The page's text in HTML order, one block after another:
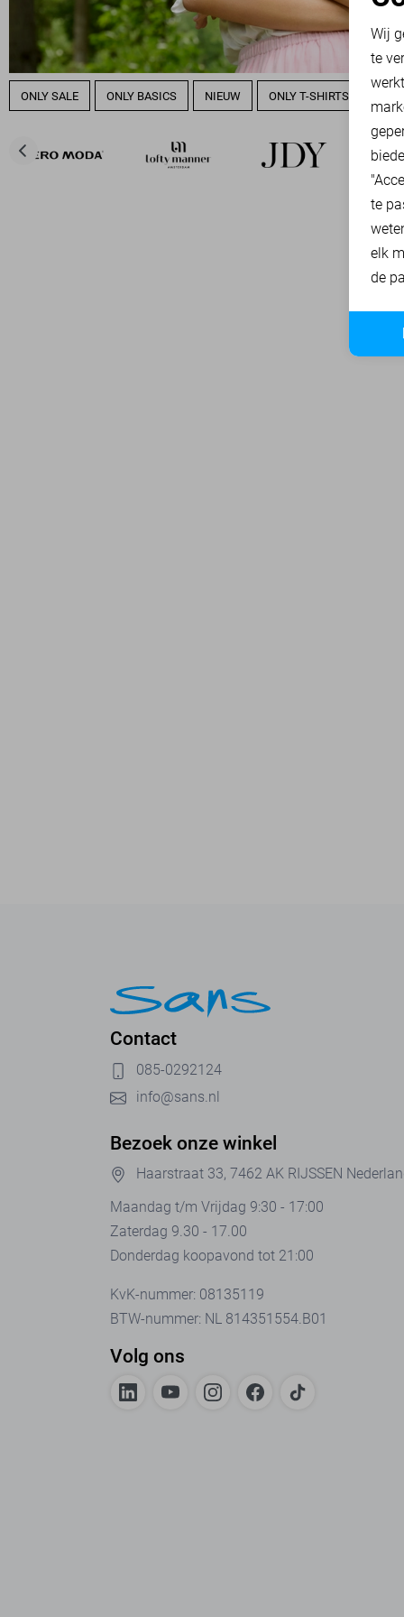
ONLY SALE ONLY BASICS NIEUW ONLY T-SHIRTS
Contact
085-0292124
info@sans.nl
Bezoek onze winkel
Haarstraat 33, 7462 AK RIJSSEN
Maandag t/m Vrijdag 9:30 - 17:00
Zaterdag 9.30 - 17.00
Donderdag koopavond tot 21:00
KvK-nummer: 08135119
BTW-nummer: NL 814351554.B01
Volg ons
Wij
te
te
elk
de